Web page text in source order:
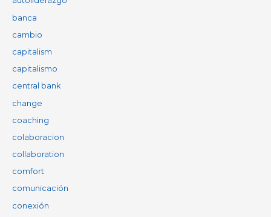
banca
cambio
capitalism
capitalismo
central bank
change
coaching
colaboracion
collaboration
comfort
comunicación
conexión